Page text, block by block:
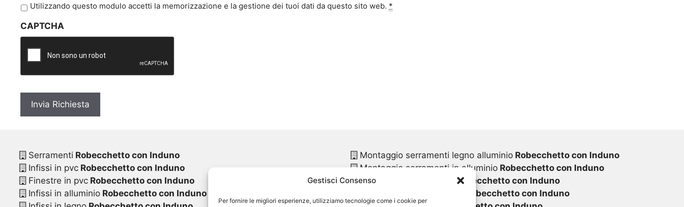
Gestisci Consenso
Per fornire le migliori esperienze, utilizziamo tecnologie come i cookie per
P
i
v
y
Utilizzando questo modulo accetti la memorizzazione e la gestione dei tuoi dati da questo sito web. *
CAPTCHA
Serramenti Robecchetto con Induno
Infissi in pvcRobecchetto con Induno
Finestre in pvcRobecchetto con Induno
Infissi in alluminioRobecchetto con Induno
Montaggio serramenti legno alluminio Robecchetto con Induno
Montaggio serramenti in alluminio Robecchetto con Induno
Montaggio finestre pvc
Robecchetto con Induno
Robecchetto con Induno